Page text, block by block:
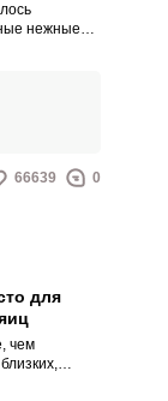
нежные
66639 0
для
чем